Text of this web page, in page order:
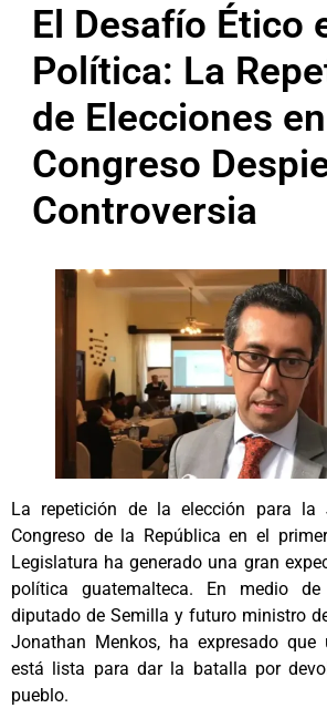
El Desafío Ético
Política: La
de Elecciones
Congreso
Controversia
La repetición de la elección para la
Congreso de la República en el
Legislatura ha generado una gran
política guatemalteca. En medio
diputado de Semilla y futuro ministro
Jonathan Menkos, ha expresado que
está lista para dar la batalla por
pueblo.